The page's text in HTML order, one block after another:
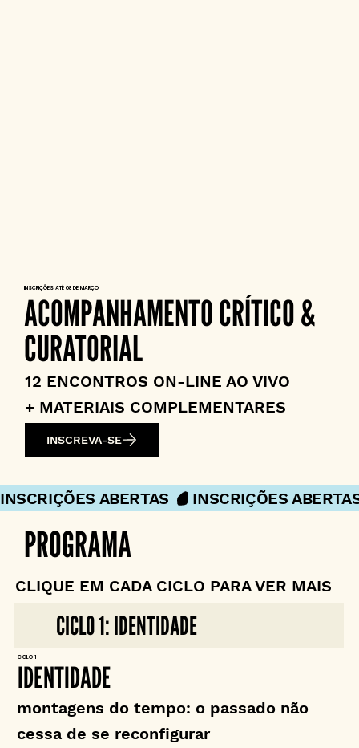
INSCRIÇÕES ATÉ 08 DE MARÇO
ACOMPANHAMENTO CRÍTICO &
CURATORIAL
12 ENCONTROS ON-LINE AO VIVO
+ MATERIAIS COMPLEMENTARES
INSCREVA-SE
INSCRIÇÕES ABERTAS
PROGRAMA
CLIQUE EM CADA CICLO PARA VER MAIS
CICLO 1: IDENTIDADE
CICLO 1
IDENTIDADE
montagens do tempo: o passado não
cessa de se reconfigurar